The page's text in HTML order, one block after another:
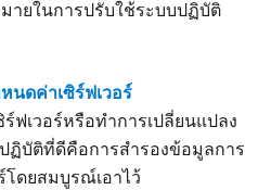
ายในการปรับใช้ระบบปฏิบัติ
นดค่าเซิร์ฟเวอร์
ฟเวอร์หรือทำการเปลี่ยนแปลง
ฏิบัติที่ดีคือการสำรองข้อมูลการ
โดยสมบูรณ์เอาไว้